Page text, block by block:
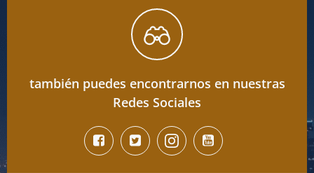
también puedes encontrarnos en nuestras
Redes Sociales